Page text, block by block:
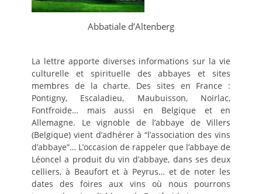
Abbatiale d’Altenberg
La lettre apporte diverses informations sur la vie
culturelle et spirituelle des abbayes et sites
membres de la charte. Des sites en France :
Pontigny, Escaladieu, Maubuisson, Noirlac,
Fontfroide… mais aussi en Belgique et en
Allemagne. Le vignoble de l’abbaye de Villers
(Belgique) vient d’adhérer à “l’association des vins
d’abbaye”… L’occasion de rappeler que l’abbaye de
Léoncel a produit du vin d’abbaye, dans ses deux
celliers, à Beaufort et à Peyrus… et de noter les
dates des foires aux vins où nous pourrons